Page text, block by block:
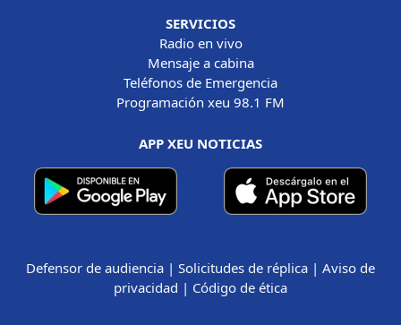
SERVICIOS
Radio en vivo
Mensaje a cabina
Teléfonos de Emergencia
Programación xeu 98.1 FM
APP XEU NOTICIAS
Defensor de audiencia | Solicitudes de réplica | Aviso de
privacidad | Código de ética